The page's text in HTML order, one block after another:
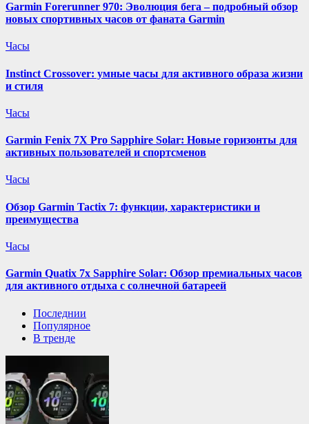
Garmin Forerunner 970: Эволюция бега – подробный обзор
новых спортивных часов от фаната Garmin
Часы
Instinct Crossover: умные часы для активного образа жизни
и стиля
Часы
Garmin Fenix 7X Pro Sapphire Solar: Новые горизонты для
активных пользователей и спортсменов
Часы
Обзор Garmin Tactix 7: функции, характеристики и
преимущества
Часы
Garmin Quatix 7x Sapphire Solar: Обзор премиальных часов
для активного отдыха с солнечной батареей
Последнии
Популярное
В тренде